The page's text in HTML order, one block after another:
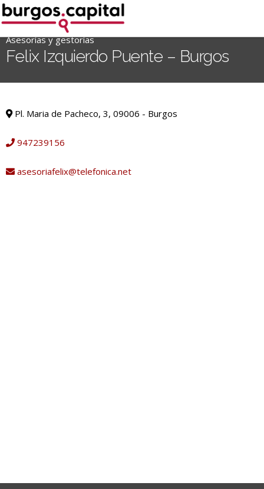
Ir
al
contenido
for:')
Asesorías y gestorías
Felix Izquierdo Puente – Burgos
Pl. Maria de Pacheco, 3, 09006 - Burgos
947239156
asesoriafelix@telefonica.net